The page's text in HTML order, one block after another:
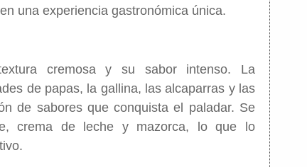
una experiencia gastronómica única.
cremosa y su sabor intenso. La
de papas, la gallina, las alcaparras y las
de sabores que conquista el paladar. Se
crema de leche y mazorca, lo que lo